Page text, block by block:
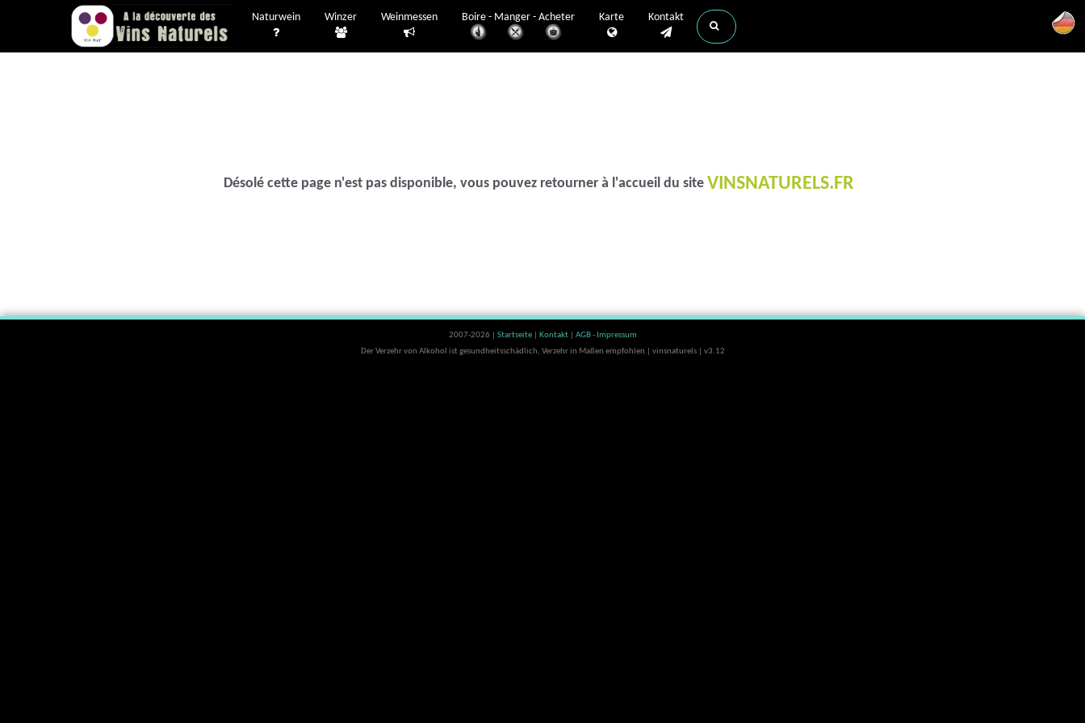
Naturwein Winzer Weinmessen Boire - Manger - Acheter Karte Kontakt
Désolé cette page n'est pas disponible, vous pouvez retourner à l'accueil du site VINSNATURELS.FR
2007-2026 | Startseite Kontakt
AGB - Impressum
Der Verzehr von Alkohol ist gesundheitsschädlich, Verzehr in Maßen empfohlen | vinsnaturels | v3.12